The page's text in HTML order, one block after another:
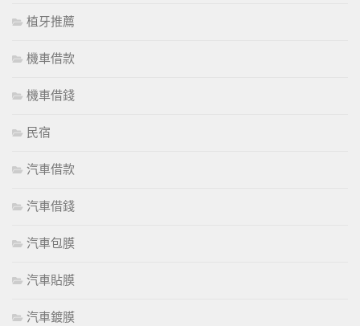
植牙推薦
機車借款
機車借錢
民宿
汽車借款
汽車借錢
汽車包膜
汽車貼膜
汽車鍍膜